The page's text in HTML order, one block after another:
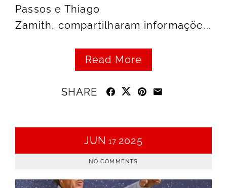
Passos e Thiago
Zamith, compartilharam informaçõe...
Read More
SHARE
JUN 17 2025
NO COMMENTS